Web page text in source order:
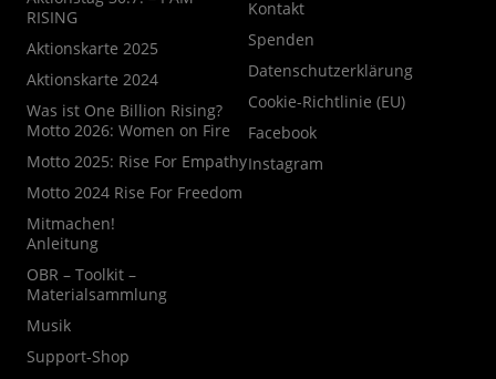
RISING
Aktionskarte 2025
Aktionskarte 2024
Was ist One Billion Rising?
Motto 2026: Women on Fire
Motto 2025: Rise For Empathy
Motto 2024 Rise For Freedom
Mitmachen!
Anleitung
OBR – Toolkit –
Materialsammlung
Musik
Support-Shop
Kontakt
Spenden
Datenschutzerklärung
Cookie-Richtlinie (EU)
Facebook
Instagram